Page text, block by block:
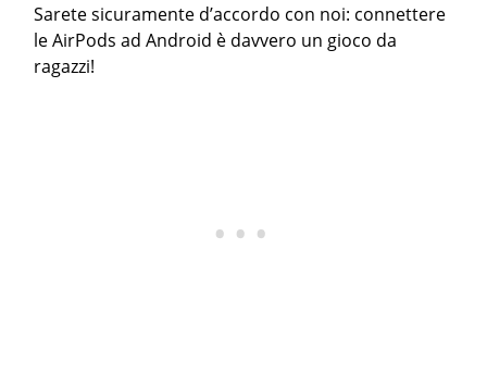
Sarete sicuramente d’accordo con noi: connettere
le AirPods ad Android è davvero un gioco da
ragazzi!